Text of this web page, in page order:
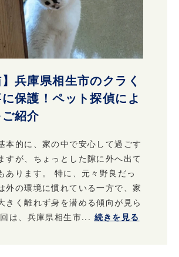
】兵庫県相生市のクラく
保護！ペット探偵によ
紹介
本的に、家の中で安心して過ごす
すが、ちょっとした隙に外へ出て
あります。 特に、元々野良だっ
外の環境に慣れている一方で、家
きく離れず身を潜める傾向が見ら
は、兵庫県相生市... 続きを見る